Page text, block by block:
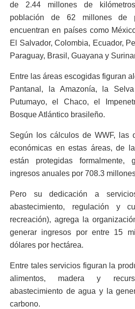
de 2.44 millones de
población de 62 millones de
encuentran en países como
El Salvador, Colombia, Ecuador,
Paraguay, Brasil, Guayana y
Entre las áreas escogidas figuran
Pantanal, la Amazonía, la
Putumayo, el Chaco, el
Bosque Atlántico brasileño.
Según los cálculos de WWF, las
económicas en estas áreas, de
están protegidas formalmente,
ingresos anuales por 708.3
Pero su dedicación a
abastecimiento, regulación y
recreación), agrega la
generar ingresos por entre 15
dólares por hectárea.
Entre tales servicios figuran la
alimentos, madera y
abastecimiento de agua y la
carbono.